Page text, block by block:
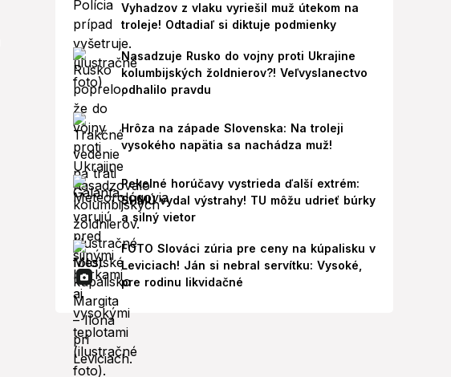
Vyhadzov z vlaku vyriešil muž útekom na
troleje! Odtadiaľ si diktuje podmienky
Nasadzuje Rusko do vojny proti Ukrajine
kolumbijských žoldnierov?! Veľvyslanectvo
odhalilo pravdu
Hrôza na západe Slovenska: Na troleji
vysokého napätia sa nachádza muž!
Pekelné horúčavy vystrieda ďalší extrém:
SHMÚ vydal výstrahy! TU môžu udrieť búrky
a silný vietor
FOTO Slováci zúria pre ceny na kúpalisku v
Leviciach! Ján si nebral servítku: Vysoké,
pre rodinu likvidačné